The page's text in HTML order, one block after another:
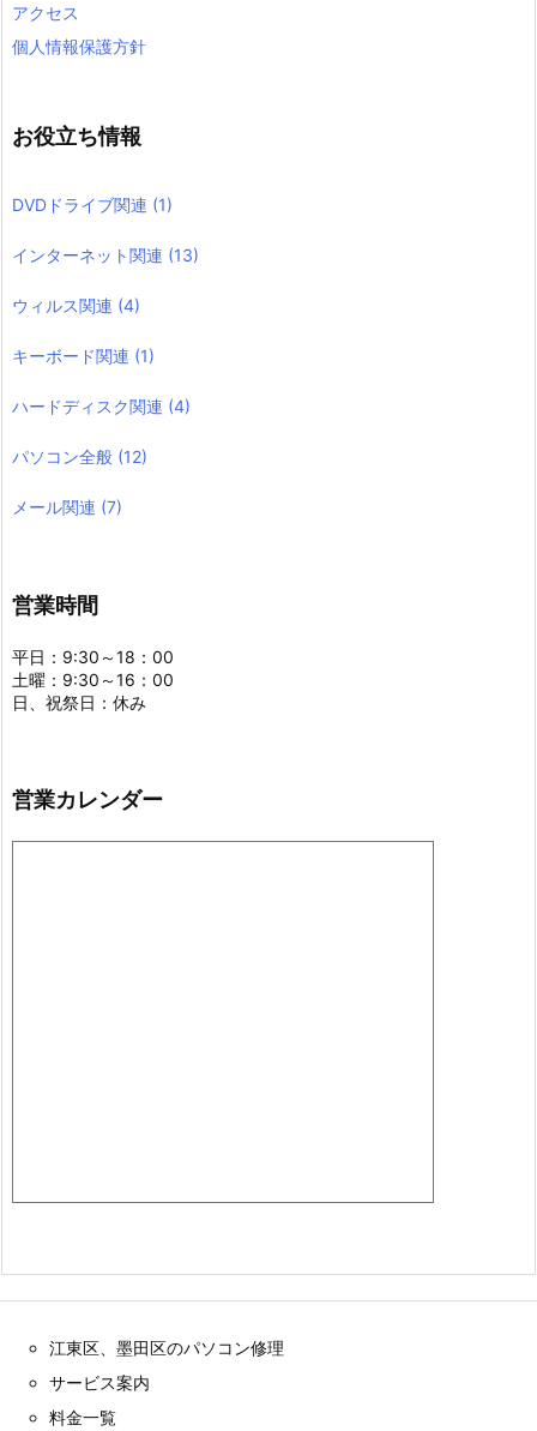
アクセス
個人情報保護方針
お役立ち情報
DVDドライブ関連 (1)
インターネット関連 (13)
ウィルス関連 (4)
キーボード関連 (1)
ハードディスク関連 (4)
パソコン全般 (12)
メール関連 (7)
営業時間
平日：9:30～18：00
土曜：9:30～16：00
日、祝祭日：休み
営業カレンダー
江東区、墨田区のパソコン修理
サービス案内
料金一覧